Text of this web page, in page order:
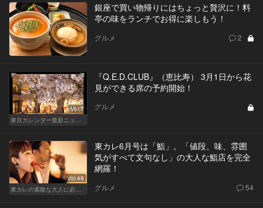
銀座で買い物帰りにはちょっと贅沢に！料
亭の味をランチでお得に楽しもう！
グルメ 2
Vol.7
東京カレンダー最新ニュース
『Q.E.D.CLUB』（恵比寿） 3月1日から花
見ができる席の予約開始！
グルメ
Vol.49
東カレの素敵な大人に必要なこと
東カレ6月号は「鮨」。「値段、味、雰囲
気がすべて文句なし」の大人な鮨店を完全
網羅！
グルメ 54